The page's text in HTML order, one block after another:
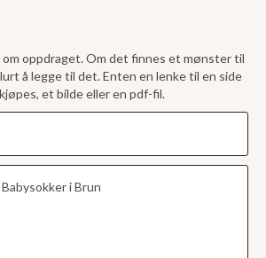
oppdraget. Om det finnes et mønster til
å legge til det. Enten en lenke til en side
et bilde eller en pdf-fil.